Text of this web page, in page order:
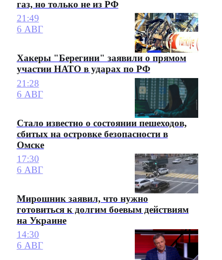
газ, но только не из РФ
21:49
6 АВГ
Хакеры "Берегини" заявили о прямом
участии НАТО в ударах по РФ
21:28
6 АВГ
Стало известно о состоянии пешеходов,
сбитых на островке безопасности в
Омске
17:30
6 АВГ
Мирошник заявил, что нужно
готовиться к долгим боевым действиям
на Украине
14:30
6 АВГ